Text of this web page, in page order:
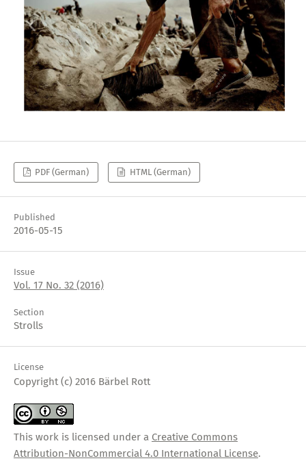
PDF (German) HTML (German)
Published
2016-05-15
Issue
Vol. 17 No. 32 (2016)
Section
Strolls
License
Copyright (c) 2016 Bärbel Rott
This work is licensed under a Creative Commons
Attribution-NonCommercial 4.0 International License.